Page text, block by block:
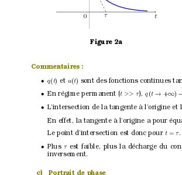
0 t
τ
Figure 2a
Commentaires :
•q(t) et u(t) sont des fonctions continues
•En régime permanent (t >> τ), q(t → +∞)
•L’intersection de la tangente à l’origine et
En effet, la tangente à l’origine a pour
Le point d’intersection est donc pour t = τ.
•Plus τ est faible, plus la décharge du
inversement.
c) Portrait de phase